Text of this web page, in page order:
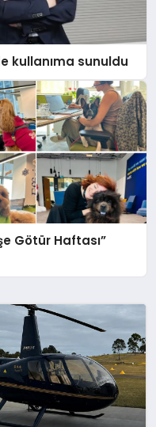
kullanıma sunuldu
Götür Haftası”